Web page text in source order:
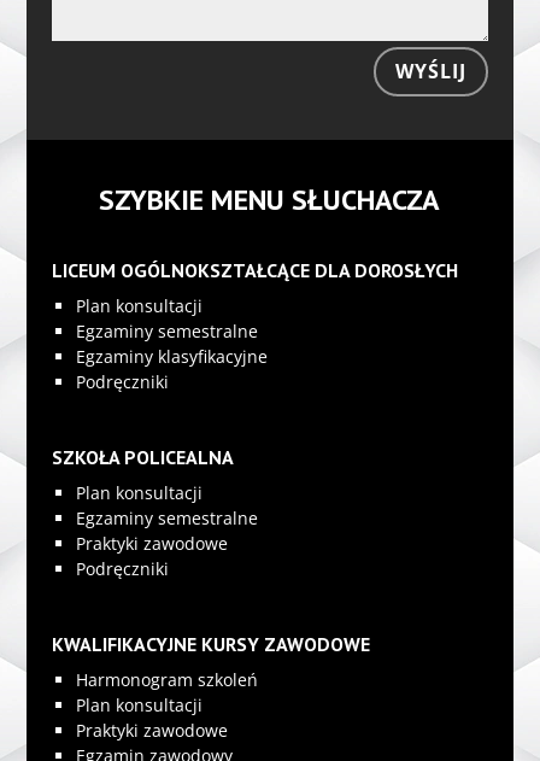
WYŚLIJ
SZYBKIE MENU SŁUCHACZA
LICEUM OGÓLNOKSZTAŁCĄCE DLA DOROSŁYCH
Plan konsultacji
Egzaminy semestralne
Egzaminy klasyfikacyjne
Podręczniki
SZKOŁA POLICEALNA
Plan konsultacji
Egzaminy semestralne
Praktyki zawodowe
Podręczniki
KWALIFIKACYJNE KURSY ZAWODOWE
Harmonogram szkoleń
Plan konsultacji
Praktyki zawodowe
Egzamin zawodowy